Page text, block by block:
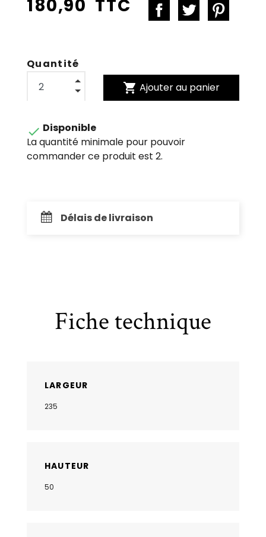
180,90 TTC
Quantité
shopping_cart Ajouter au panier
 Disponible
La quantité minimale pour pouvoir
commander ce produit est 2.
Délais de livraison
Fiche technique
LARGEUR
235
HAUTEUR
50